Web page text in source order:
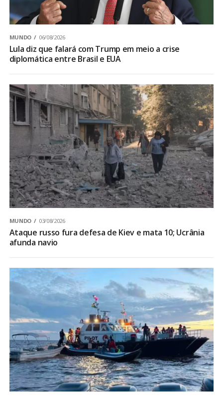
MUNDO 06/08/2026
Lula diz que falará com Trump em meio a crise
diplomática entre Brasil e EUA
MUNDO 03/08/2026
Ataque russo fura defesa de Kiev e mata 10; Ucrânia
afunda navio